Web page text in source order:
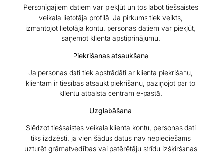
Personīgajiem datiem var piekļūt un tos labot tiešsaistes
veikala lietotāja profilā. Ja pirkums tiek veikts,
izmantojot lietotāja kontu, personas datiem var piekļūt,
saņemot klienta apstiprinājumu.
Piekrišanas atsaukšana
Ja personas dati tiek apstrādāti ar klienta piekrišanu,
klientam ir tiesības atsaukt piekrišanu, paziņojot par to
klientu atbalsta centram e-pastā.
Uzglabāšana
Slēdzot tiešsaistes veikala klienta kontu, personas dati
tiks izdzēsti, ja vien šādus datus nav nepieciešams
uzturēt grāmatvedības vai patērētāju strīdu izšķiršanas